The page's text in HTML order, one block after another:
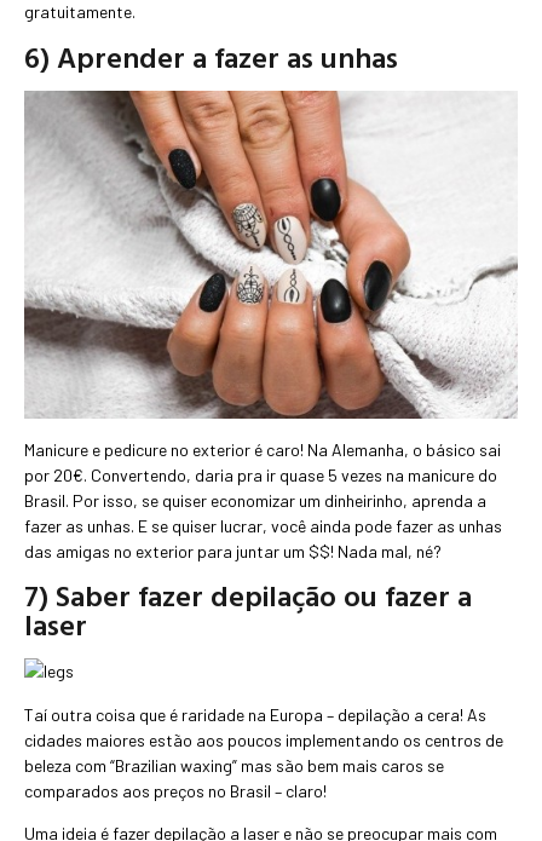
gratuitamente.
6) Aprender a fazer as unhas
Manicure e pedicure no exterior é caro! Na Alemanha, o básico sai
por 20€. Convertendo, daria pra ir quase 5 vezes na manicure do
Brasil. Por isso, se quiser economizar um dinheirinho, aprenda a
fazer as unhas. E se quiser lucrar, você ainda pode fazer as unhas
das amigas no exterior para juntar um $$! Nada mal, né?
7) Saber fazer depilação ou fazer a
laser
Taí outra coisa que é raridade na Europa – depilação a cera! As
cidades maiores estão aos poucos implementando os centros de
beleza com “Brazilian waxing” mas são bem mais caros se
comparados aos preços no Brasil – claro!
Uma ideia é fazer depilação a laser e não se preocupar mais com